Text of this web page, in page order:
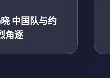
中国队与约
角逐